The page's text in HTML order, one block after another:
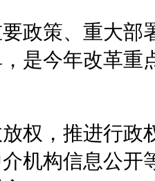
政策、重大部
是今年改革重
权，推进行
机构信息公开